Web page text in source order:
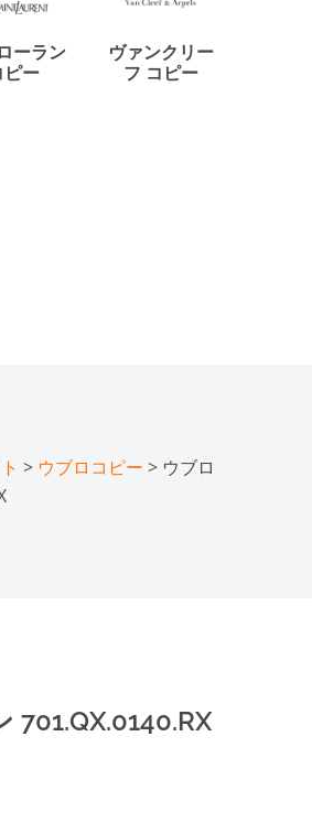
ーラン
ピー
ヴァンクリー
フ コピー
> ウブロコピー > ウブロ
701.QX.0140.RX